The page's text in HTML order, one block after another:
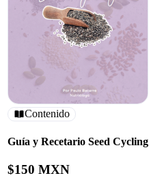
Contenido
Guía y Recetario Seed Cycling
$150 MXN